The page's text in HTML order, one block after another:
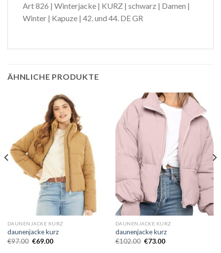
Art 826 | Winterjacke | KURZ | schwarz | Damen |
Winter | Kapuze | 42. und 44. DE GR
ÄHNLICHE PRODUKTE
DAUNENJACKE KURZ
daunenjacke kurz
€97.00 €69.00
DAUNENJACKE KURZ
daunenjacke kurz
€102.00 €73.00